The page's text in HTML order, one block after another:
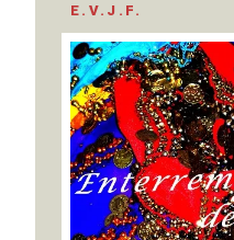
E.V.J.F.